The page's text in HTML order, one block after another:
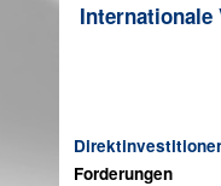
Internationale
Forderungen